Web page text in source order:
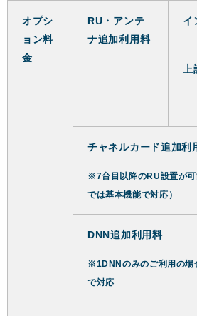
オプシ
ョン料
金
RU・アンテ
ナ追加利用料
イ
チャネルカード追加利
※7台目以降のRU設置が可
では基本機能で対応）
DNN追加利用料
※1DNNのみのご利用の場
で対応